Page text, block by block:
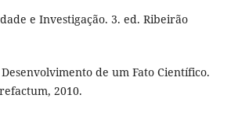
e Investigação. 3. ed. Ribeirão
Desenvolvimento de um Fato Científico.
2010.